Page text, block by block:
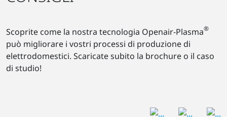
Scoprite come la nostra tecnologia Openair-Plasma®
può migliorare i vostri processi di produzione di
elettrodomestici. Scaricate subito la brochure o il caso
di studio!